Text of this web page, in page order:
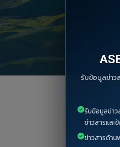
รับข้อมูลข่าว
รับข้อมูลข่า
ข่าวสารและ
ข่าวสารด้าน